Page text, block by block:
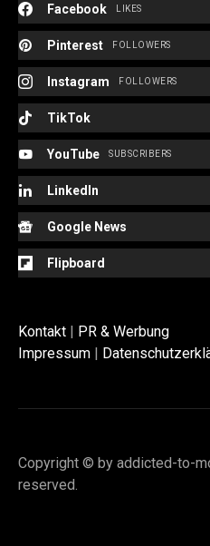
Facebook LIKES
Pinterest FOLLOWERS
Instagram FOLLOWERS
TikTok
YouTube SUBSCRIBERS
LinkedIn
Google News
Flipboard
Kontakt | PR & Werbung
Impressum |
Copyright © by addicted-to-
reserved.